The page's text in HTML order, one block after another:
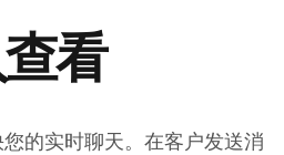
看
的实时聊天。在客户发送消